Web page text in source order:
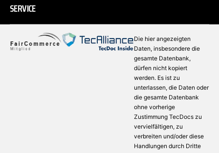
SERVICE
Die hier angezeigten
Daten, insbesondere die
gesamte Datenbank,
dürfen nicht kopiert
werden. Es ist zu
unterlassen, die Daten oder
die gesamte Datenbank
ohne vorherige
Zustimmung TecDocs zu
vervielfältigen, zu
verbreiten und/oder diese
Handlungen durch Dritte